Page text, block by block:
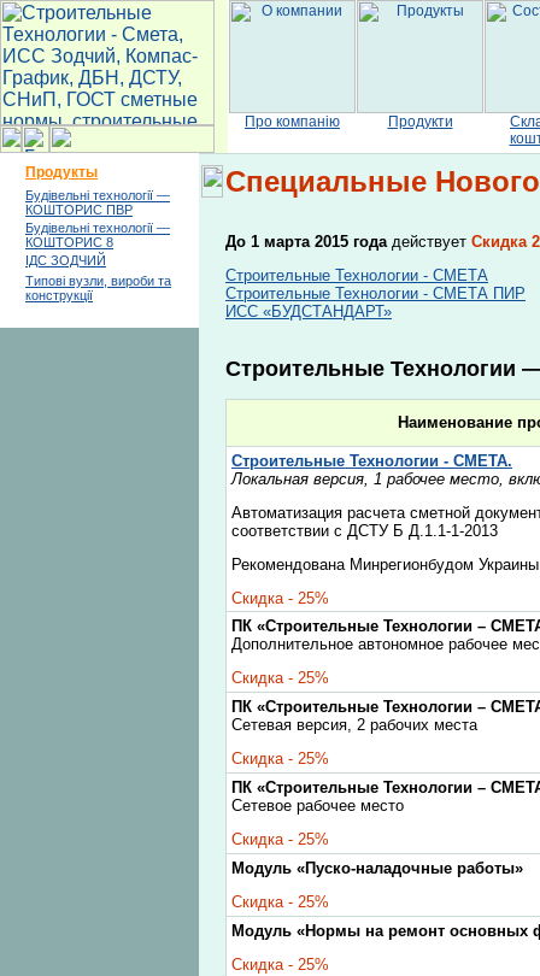
Про компанію Продукти
Продукты
Будівельні технології —
КОШТОРИС ПВР
Будівельні технології —
КОШТОРИС 8
ІДС ЗОДЧИЙ
Типові вузли, вироби та
конструкції
Специальные
До 1 марта 2015 года действует Скидка
Строительные Технологии - СМЕТА
Строительные Технологии - СМЕТА ПИР
ИСС «БУДСТАНДАРТ»
Строительные Технологии
Наименование
Строительные Технологии - СМЕТА.
Локальная версия, 1 рабочее место,
Автоматизация расчета сметной
соответствии с ДСТУ Б Д.1.1-1-2013
Рекомендована Минрегионбудом
Скидка - 25%
ПК «Строительные Технологии –
Дополнительное автономное рабочее
Скидка - 25%
ПК «Строительные Технологии –
Сетевая версия, 2 рабочих места
Скидка - 25%
ПК «Строительные Технологии –
Сетевое рабочее место
Скидка - 25%
Модуль «Пуско-наладочные работы»
Скидка - 25%
Модуль «Нормы на ремонт основных
Скидка - 25%